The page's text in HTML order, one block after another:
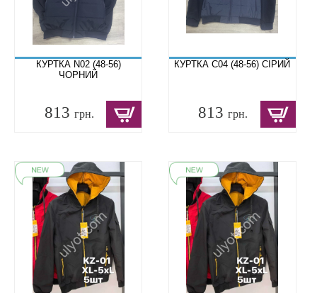
КУРТКА N02 (48-56)
ЧОРНИЙ
813 грн.
КУРТКА C04 (48-56) СІРИЙ
813грн.